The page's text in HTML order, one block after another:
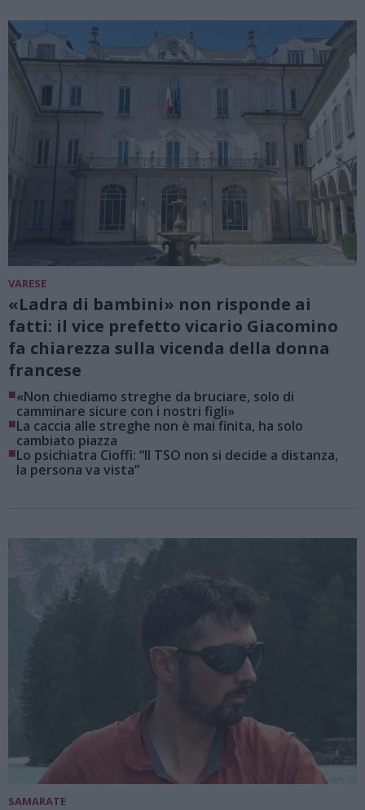
VARESE
«Ladra di bambini» non risponde ai
fatti: il vice prefetto vicario Giacomino
fa chiarezza sulla vicenda della donna
francese
■«Non chiediamo streghe da bruciare, solo di
camminare sicure con i nostri figli»
■La caccia alle streghe non è mai finita, ha solo
cambiato piazza
■Lo psichiatra Cioffi: “Il TSO non si decide a distanza,
la persona va vista”
SAMARATE